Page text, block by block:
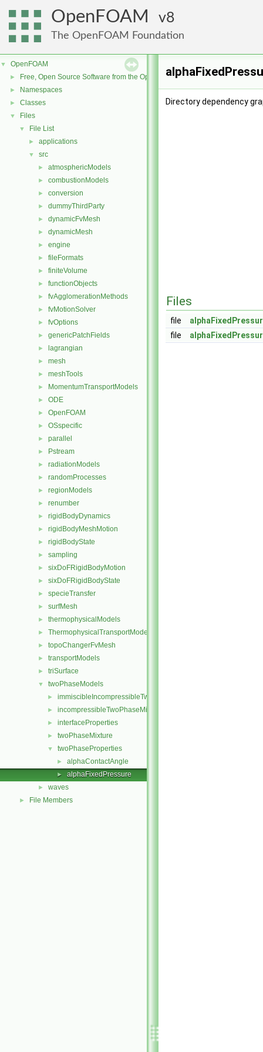
OpenFOAM 8
The OpenFOAM Foundation
▼ OpenFOAM
► Free, Open Source Software from the OpenFOAM Foundation
► Namespaces
► Classes
▼ Files
▼ File List
► applications
▼ src
► atmosphericModels
► combustionModels
► conversion
► dummyThirdParty
► dynamicFvMesh
► dynamicMesh
► engine
► fileFormats
► finiteVolume
► functionObjects
► fvAgglomerationMethods
► fvMotionSolver
► fvOptions
► genericPatchFields
► lagrangian
► mesh
► meshTools
► MomentumTransportModels
► ODE
► OpenFOAM
► OSspecific
► parallel
► Pstream
► radiationModels
► randomProcesses
► regionModels
► renumber
► rigidBodyDynamics
► rigidBodyMeshMotion
► rigidBodyState
► sampling
► sixDoFRigidBodyMotion
► sixDoFRigidBodyState
► specieTransfer
► surfMesh
► thermophysicalModels
► ThermophysicalTransportModels
► topoChangerFvMesh
► transportModels
► triSurface
▼ twoPhaseModels
► immiscibleIncompressibleTwoPhaseMixture
► incompressibleTwoPhaseMixture
► interfaceProperties
► twoPhaseMixture
▼ twoPhaseProperties
► alphaContactAngle
► alphaFixedPressure
► waves
► File Members
Directory dependency
Files
file
file